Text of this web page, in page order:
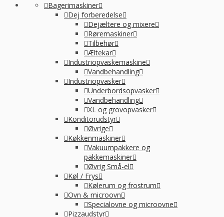
Bagerimaskiner
Dej forberedelse
Dejæltere og mixere
Røremaskiner
Tilbehør
Æltekar
Industriopvaskemaskine
Vandbehandling
Industriopvasker
Underbordsopvasker
Vandbehandling
XL og grovopvasker
Konditorudstyr
Øvrige
Køkkenmaskiner
Vakuumpakkere og
pakkemaskiner
Øvrig Små-el
Køl / Frys
Kølerum og frostrum
Ovn & microovn
Specialovne og microovne
Pizzaudstyr